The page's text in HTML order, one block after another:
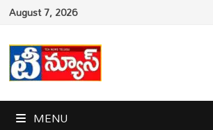
Skip
content
August 7, 2026
MENU